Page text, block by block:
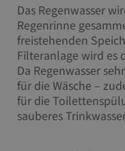
Das Regenwasser
Regenrinne
freistehenden
Filteranlage wird es
Da Regenwasser
für die Wäsche –
für die
sauberes